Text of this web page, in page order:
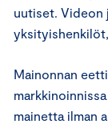
uutiset. Videon
Mainonnan
mainetta ilman